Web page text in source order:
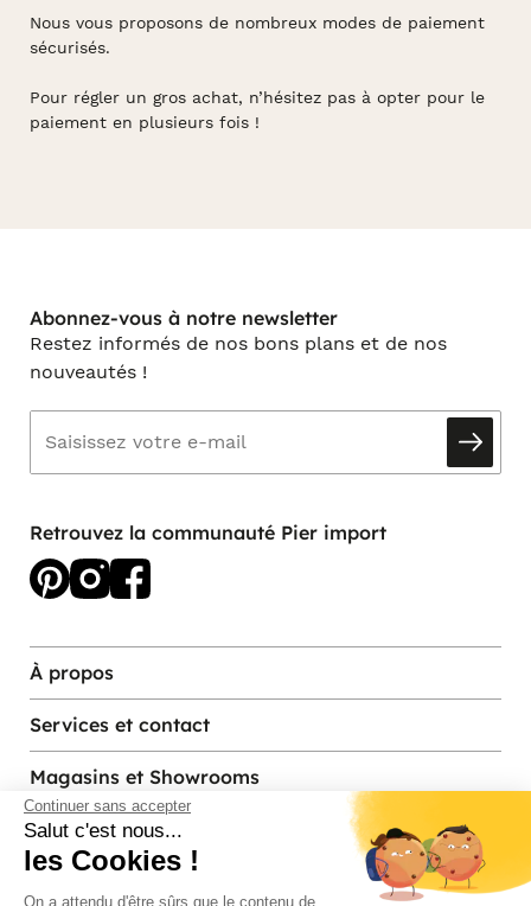
Continuer sans accepter
Salut c'est nous...
les Cookies !
On a attendu d'être sûrs que le contenu de
Nous vous proposons de nombreux modes de paiement
sécurisés.
Pour régler un gros achat, n’hésitez pas à opter pour le
paiement en plusieurs fois !
Abonnez-vous à notre newsletter
Restez informés de nos bons plans et de nos
nouveautés !
Retrouvez la communauté Pier import
À propos
Services et contact
Magasins et Showrooms
Modes de paiement acceptés